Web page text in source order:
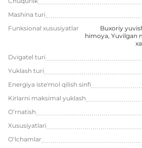
Mashina turi
Funksional xususiyatlar
Buxoriy
himoya, Yuvilgan
Dvigatel turi
Yuklash turi
Energiya iste'mol qilish sinfi
Kirlarni maksimal yuklash
O‘rnatish
Xususiyatlari
O‘lchamlar